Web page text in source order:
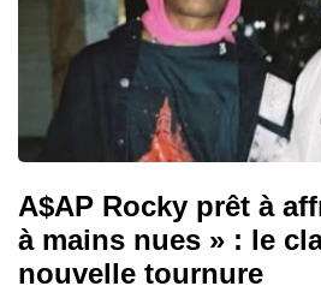
A$AP Rocky prêt à
à mains nues » : le
nouvelle tournure